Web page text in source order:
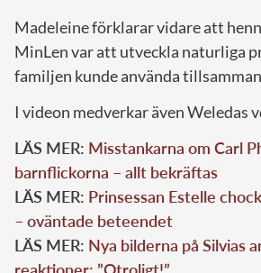
Madeleine förklarar vidare att
MinLen var att utveckla naturliga
familjen kunde använda
I videon medverkar även Weledas
LÄS MER: Misstankarna om Carl
barnflickorna – allt bekräftas
LÄS MER: Prinsessan Estelle
– oväntade beteendet
LÄS MER: Nya bilderna på Silvias